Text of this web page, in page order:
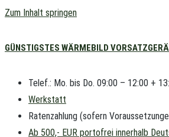
Zum Inhalt springen
GÜNSTIGSTES WÄRMEBILD
Telef.: Mo. bis Do. 09:00 – 12:00 +
Werkstatt
Ratenzahlung (sofern
Ab 500,- EUR portofrei innerhalb